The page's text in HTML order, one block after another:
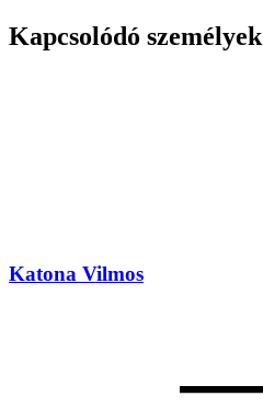
Kapcsolódó személyek
Katona Vilmos